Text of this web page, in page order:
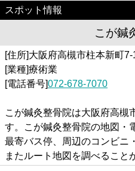
スポット情報
こが鍼
[住所]大阪府高槻市柱本新町7-
[業種]療術業
[電話番号]072-678-7070
こが鍼灸整骨院は大阪府高槻
す。こが鍼灸整骨院の地図・
最寄バス停、周辺のコンビニ
またルート地図を調べること